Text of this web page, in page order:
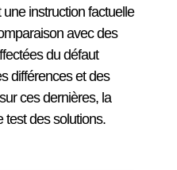
instruction factuelle
avec des
du défaut
différences et des
ces dernières, la
test des solutions.